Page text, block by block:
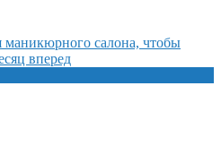
маникюрного салона, чтобы
вперед